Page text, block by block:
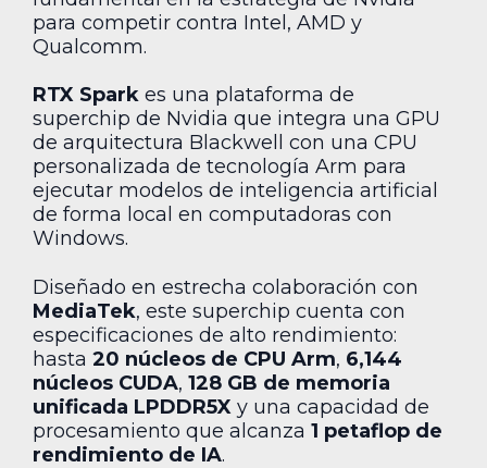
para competir contra Intel, AMD y
Qualcomm.
RTX Spark es una plataforma de
superchip de Nvidia que integra una GPU
de arquitectura Blackwell con una CPU
personalizada de tecnología Arm para
ejecutar modelos de inteligencia artificial
de forma local en computadoras con
Windows.
Diseñado en estrecha colaboración con
MediaTek, este superchip cuenta con
especificaciones de alto rendimiento:
hasta 20 núcleos de CPU Arm, 6,144
núcleos CUDA, 128 GB de memoria
unificada LPDDR5X y una capacidad de
procesamiento que alcanza 1 petaflop de
rendimiento de IA.